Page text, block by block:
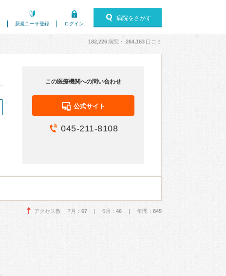
新規ユーザ登録 ログイン
病院をさがす
182,226病院・ 264,163 口コミ
この医療機関への問い合わせ
公式サイト
045-211-8108
アクセス数 7月： 67 | 6月： 46 | 年間： 845